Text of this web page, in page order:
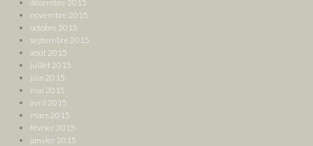
décembre 2015
novembre 2015
octobre 2015
septembre 2015
août 2015
juillet 2015
juin 2015
mai 2015
avril 2015
mars 2015
février 2015
janvier 2015